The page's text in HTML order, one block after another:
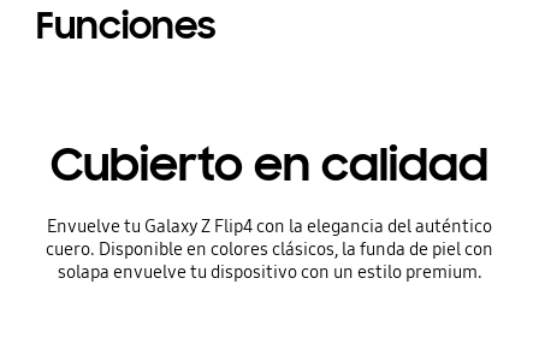
Funciones
Cubierto en calidad
Envuelve tu Galaxy Z Flip4 con la elegancia del auténtico
cuero. Disponible en colores clásicos, la funda de piel con
solapa envuelve tu dispositivo con un estilo premium.